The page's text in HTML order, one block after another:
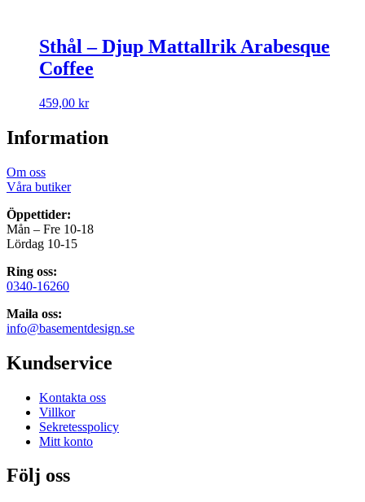
Sthål – Djup Mattallrik Arabesque
Coffee
459,00 kr
Information
Om oss
Våra butiker
Öppettider:
Mån – Fre 10-18
Lördag 10-15
Ring oss:
0340-16260
Maila oss:
info@basementdesign.se
Kundservice
Kontakta oss
Villkor
Sekretesspolicy
Mitt konto
Följ oss